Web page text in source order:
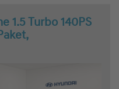
1.5 Turbo 140PS